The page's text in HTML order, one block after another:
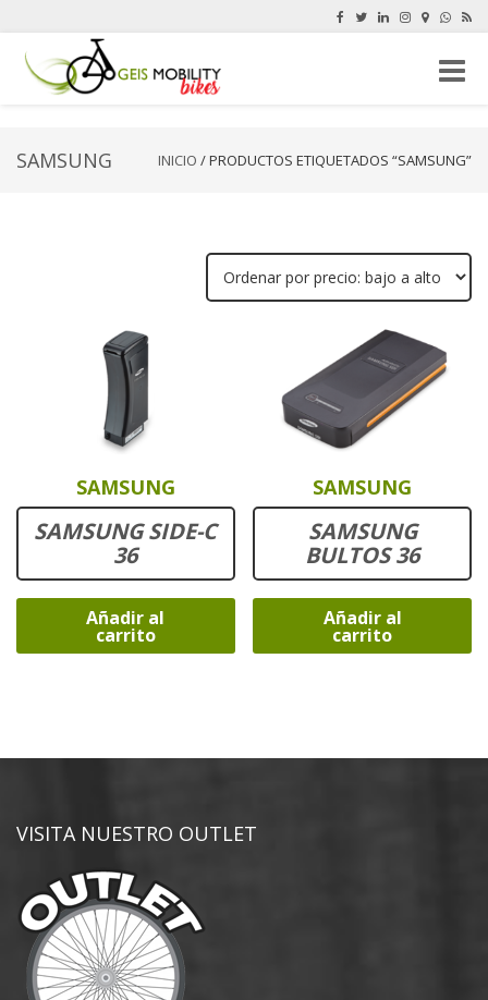
SAMSUNG INICIO / PRODUCTOS ETIQUETADOS “SAMSUNG”
SAMSUNG
SAMSUNG SIDE-C
36
Añadir al
carrito
SAMSUNG
SAMSUNG
BULTOS 36
Añadir al
carrito
VISITA NUESTRO OUTLET